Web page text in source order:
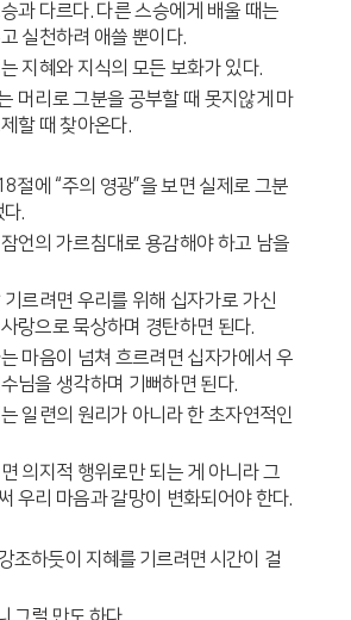
과 다르다. 다른 스승에게 배울 때는
실천하려 애쓸 뿐이다.
지혜와 지식의 모든 보화가 있다.
머리로 그분을 공부할 때 못지않게 마
할 때 찾아온다.
절에 “주의 영광”을 보면 실제로 그분
다.
언의 가르침대로 용감해야 하고 남을
르려면 우리를 위해 십자가로 가신
랑으로 묵상하며 경탄하면 된다.
마음이 넘쳐 흐르려면 십자가에서 우
님을 생각하며 기뻐하면 된다.
일련의 원리가 아니라 한 초자연적인
의지적 행위로만 되는 게 아니라 그
우리 마음과 갈망이 변화되어야 한다.
조하듯이 지혜를 기르려면 시간이 걸